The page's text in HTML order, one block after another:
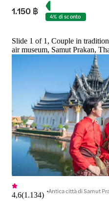
1.150 ฿ 4% di sconto
Slide 1 of 1, Couple in
air museum, Samut Prakan,
4,6(1.134) Antica città di Samut